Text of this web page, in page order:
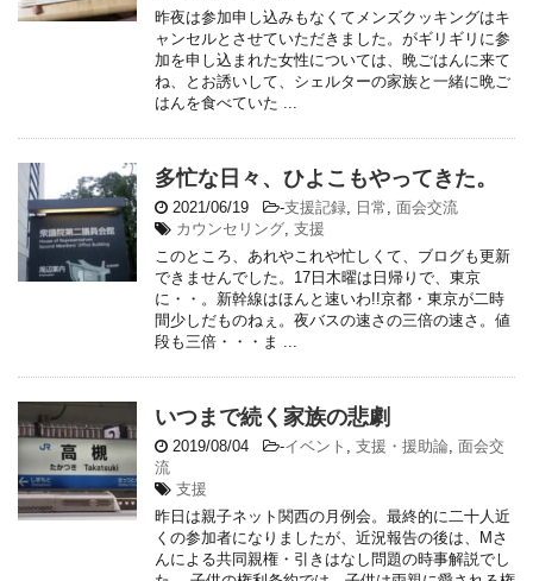
昨夜は参加申し込みもなくてメンズクッキングはキ
ャンセルとさせていただきました。がギリギリに参
加を申し込まれた女性については、晩ごはんに来て
ね、とお誘いして、シェルターの家族と一緒に晩ご
はんを食べていた ...
多忙な日々、ひよこもやってきた。
2021/06/19 -支援記録, 日常, 面会交流
カウンセリング, 支援
このところ、あれやこれや忙しくて、ブログも更新
できませんでした。17日木曜は日帰りで、東京
に・・。新幹線はほんと速いわ!!京都・東京が二時
間少しだものねぇ。夜バスの速さの三倍の速さ。値
段も三倍・・・ま ...
いつまで続く家族の悲劇
2019/08/04 -イベント , 支援・援助論, 面会交
流
支援
昨日は親子ネット関西の月例会。最終的に二十人近
くの参加者になりましたが、近況報告の後は、Mさ
んによる共同親権・引きはなし問題の時事解説でし